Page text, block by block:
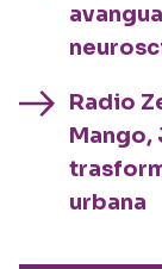
Radio
Mango,
urbana